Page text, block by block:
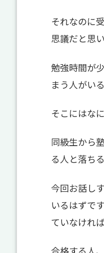
それなのに
思議だと思
勉強時間が
まう人がい
そこにはな
同級生から
る人と落ち
今回お話し
いるはずで
ていなけれ